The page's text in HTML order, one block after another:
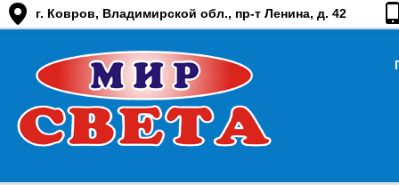
г. Ковров, Владимирской обл., пр-т Ленина, д. 42